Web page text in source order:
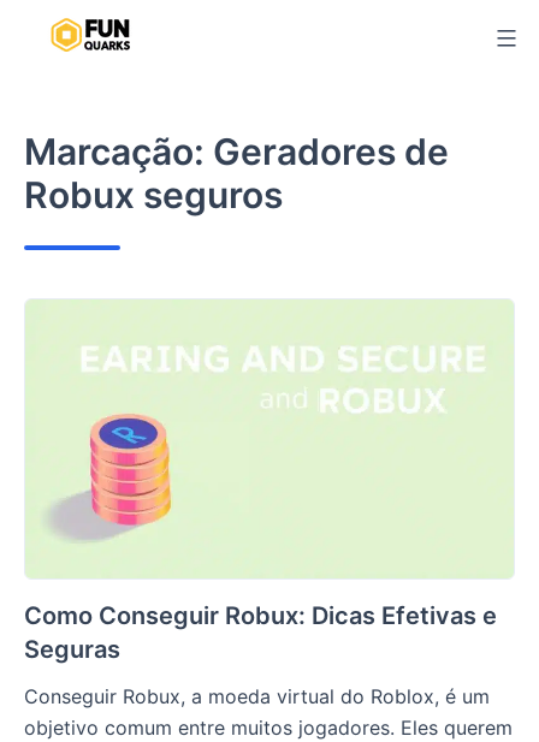
Marcação: Geradores de
Robux seguros
Como Conseguir Robux: Dicas Efetivas e
Seguras
Conseguir Robux, a moeda virtual do Roblox, é um
objetivo comum entre muitos jogadores. Eles querem